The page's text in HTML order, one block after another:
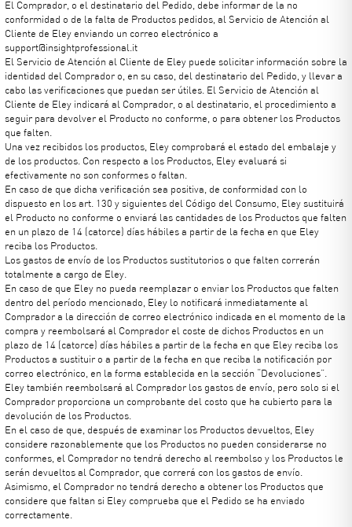
El Comprador, o el destinatario del Pedido, debe informar de la no
conformidad o de la falta de Productos pedidos, al Servicio de Atención al
Cliente de Eley enviando un correo electrónico a
support@insightprofessional.it
El Servicio de Atención al Cliente de Eley puede solicitar información sobre la
identidad del Comprador o, en su caso, del destinatario del Pedido, y llevar a
cabo las verificaciones que puedan ser útiles. El Servicio de Atención al
Cliente de Eley indicará al Comprador, o al destinatario, el procedimiento a
seguir para devolver el Producto no conforme, o para obtener los Productos
que falten.
Una vez recibidos los productos, Eley comprobará el estado del embalaje y
de los productos. Con respecto a los Productos, Eley evaluará si
efectivamente no son conformes o faltan.
En caso de que dicha verificación sea positiva, de conformidad con lo
dispuesto en los art. 130 y siguientes del Código del Consumo, Eley sustituirá
el Producto no conforme o enviará las cantidades de los Productos que falten
en un plazo de 14 (catorce) días hábiles a partir de la fecha en que Eley
reciba los Productos.
Los gastos de envío de los Productos sustitutorios o que falten correrán
totalmente a cargo de Eley.
En caso de que Eley no pueda reemplazar o enviar los Productos que falten
dentro del período mencionado, Eley lo notificará inmediatamente al
Comprador a la dirección de correo electrónico indicada en el momento de la
compra y reembolsará al Comprador el coste de dichos Productos en un
plazo de 14 (catorce) días hábiles a partir de la fecha en que Eley reciba los
Productos a sustituir o a partir de la fecha en que reciba la notificación por
correo electrónico, en la forma establecida en la sección “Devoluciones”.
Eley también reembolsará al Comprador los gastos de envío, pero solo si el
Comprador proporciona un comprobante del costo que ha cubierto para la
devolución de los Productos.
En el caso de que, después de examinar los Productos devueltos, Eley
considere razonablemente que los Productos no pueden considerarse no
conformes, el Comprador no tendrá derecho al reembolso y los Productos le
serán devueltos al Comprador, que correrá con los gastos de envío.
Asimismo, el Comprador no tendrá derecho a obtener los Productos que
considere que faltan si Eley comprueba que el Pedido se ha enviado
correctamente.